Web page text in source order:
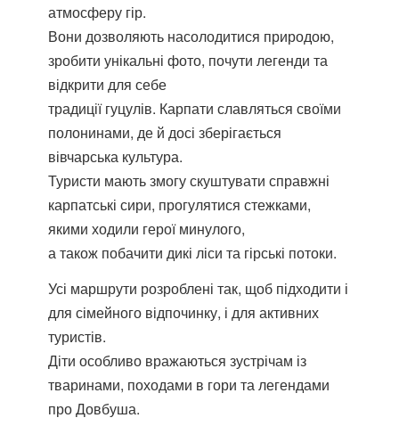
атмосферу гір.
Вони дозволяють насолодитися природою,
зробити унікальні фото, почути легенди та
відкрити для себе
традиції гуцулів. Карпати славляться своїми
полонинами, де й досі зберігається
вівчарська культура.
Туристи мають змогу скуштувати справжні
карпатські сири, прогулятися стежками,
якими ходили герої минулого,
а також побачити дикі ліси та гірські потоки.
Усі маршрути розроблені так, щоб підходити і
для сімейного відпочинку, і для активних
туристів.
Діти особливо вражаються зустрічам із
тваринами, походами в гори та легендами
про Довбуша.